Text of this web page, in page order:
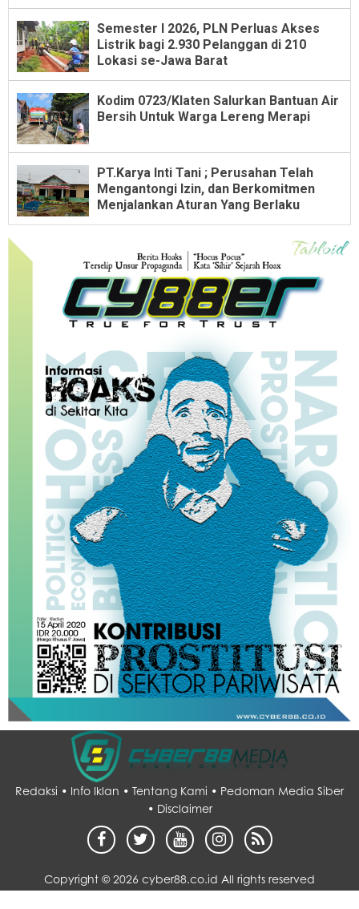
Semester I 2026, PLN Perluas Akses
Listrik bagi 2.930 Pelanggan di 210
Lokasi se-Jawa Barat
Kodim 0723/Klaten Salurkan Bantuan Air
Bersih Untuk Warga Lereng Merapi
PT.Karya Inti Tani ; Perusahan Telah
Mengantongi Izin, dan Berkomitmen
Menjalankan Aturan Yang Berlaku
Redaksi • Info Iklan • Tentang Kami • Pedoman Media Siber
• Disclaimer
Copyright ©2026 cyber88.co.id All rights reserved